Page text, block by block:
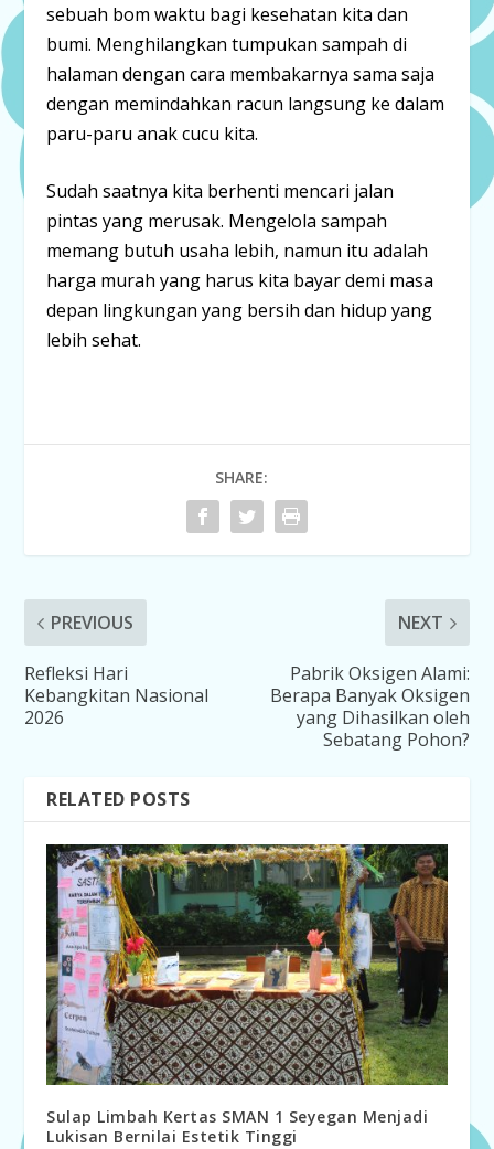
sebuah bom waktu bagi kesehatan kita dan
bumi. Menghilangkan tumpukan sampah di
halaman dengan cara membakarnya sama saja
dengan memindahkan racun langsung ke dalam
paru-paru anak cucu kita.
Sudah saatnya kita berhenti mencari jalan
pintas yang merusak. Mengelola sampah
memang butuh usaha lebih, namun itu adalah
harga murah yang harus kita bayar demi masa
depan lingkungan yang bersih dan hidup yang
lebih sehat.
SHARE:
PREVIOUS
Refleksi Hari
Kebangkitan Nasional
2026
NEXT
Pabrik Oksigen Alami:
Berapa Banyak Oksigen
yang Dihasilkan oleh
Sebatang Pohon?
RELATED POSTS
Sulap Limbah Kertas SMAN 1 Seyegan Menjadi
Lukisan Bernilai Estetik Tinggi